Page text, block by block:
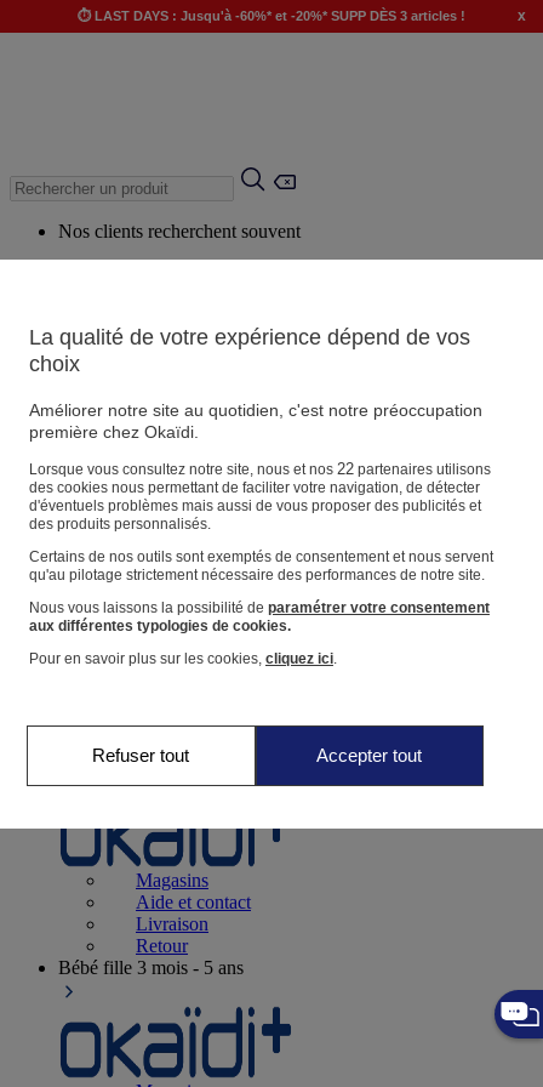
⏱️ LAST DAYS : Jusqu'à -60%* et -20%* SUPP DÈS 3 articles ! x
Nos clients recherchent souvent
Produits suggérés
Voir tous les produits
Magasin
Vos informations personnelles
Suivre une commande
Panier
Favoris
Naissance0-12 mois
Magasins
Aide et contact
Livraison
Retour
Bébé fille 3 mois - 5 ans
La qualité de votre expérience dépend de vos
choix
Améliorer notre site au quotidien, c'est notre préoccupation
première chez Okaïdi.
Lorsque vous consultez notre site, nous et nos 22partenaires utilisons
des cookies nous permettant de faciliter votre navigation, de détecter
d'éventuels problèmes mais aussi de vous proposer des publicités et
des produits personnalisés.
Certains de nos outils sont exemptés de consentement et nous servent
qu'au pilotage strictement nécessaire des performances de notre site.
Nous vous laissons la possibilité de paramétrer votre consentement
aux différentes typologies de cookies.
Pour en savoir plus sur les cookies, cliquez ici.
Refuser tout Accepter tout